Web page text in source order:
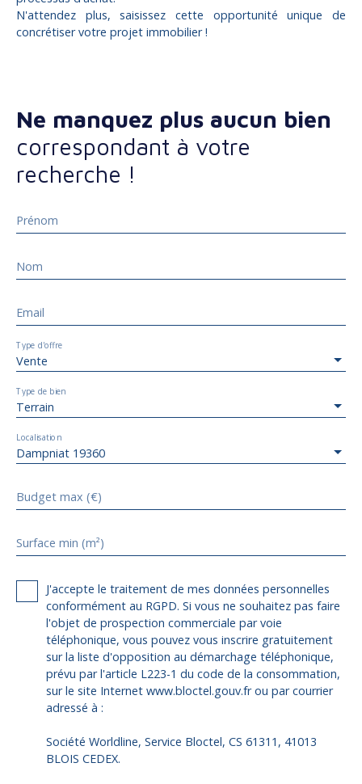
N'attendez plus, saisissez cette opportunité unique de
concrétiser votre projet immobilier !
Ne manquez plus aucun bien
correspondant à votre
recherche !
Prénom
Nom
Email
Vente
Type d'offre
Terrain
Type de bien
Dampniat 19360
Localisation
Budget max (€)
Surface min (m²)
J'accepte le traitement de mes données personnelles
conformément au RGPD. Si vous ne souhaitez pas faire
l'objet de prospection commerciale par voie
téléphonique, vous pouvez vous inscrire gratuitement
sur la liste d'opposition au démarchage téléphonique,
prévu par l'article L223-1 du code de la consommation,
sur le site Internet www.bloctel.gouv.fr ou par courrier
adressé à :
Société Worldline, Service Bloctel, CS 61311, 41013
BLOIS CEDEX.